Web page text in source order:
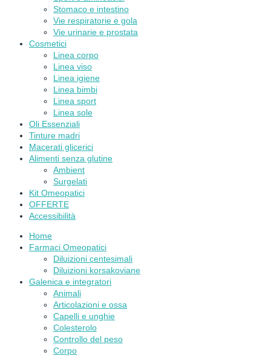
Stomaco e intestino
Vie respiratorie e gola
Vie urinarie e prostata
Cosmetici
Linea corpo
Linea viso
Linea igiene
Linea bimbi
Linea sport
Linea sole
Oli Essenziali
Tinture madri
Macerati glicerici
Alimenti senza glutine
Ambient
Surgelati
Kit Omeopatici
OFFERTE
Accessibilità
Home
Farmaci Omeopatici
Diluizioni centesimali
Diluizioni korsakoviane
Galenica e integratori
Animali
Articolazioni e ossa
Capelli e unghie
Colesterolo
Controllo del peso
Corpo